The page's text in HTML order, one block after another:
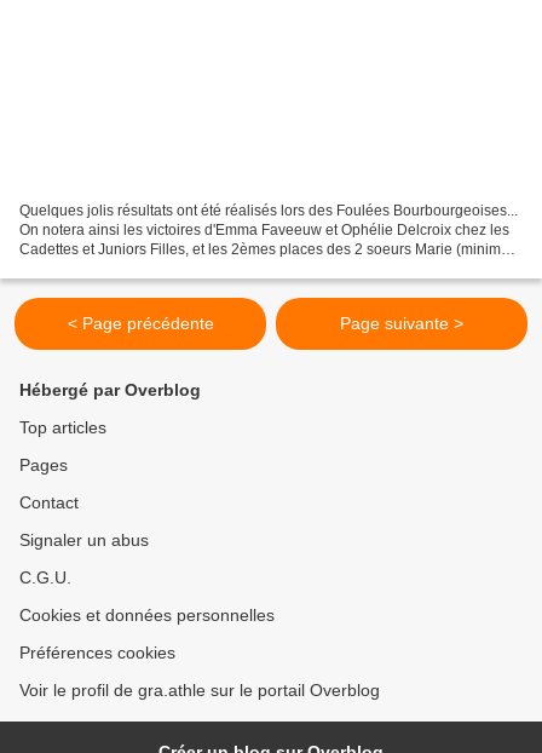
Quelques jolis résultats ont été réalisés lors des Foulées Bourbourgeoises...
On notera ainsi les victoires d'Emma Faveeuw et Ophélie Delcroix chez les
Cadettes et Juniors Filles, et les 2èmes places des 2 soeurs Marie (minime)
< Page précédente Page suivante >
Hébergé par Overblog
Top articles
Pages
Contact
Signaler un abus
C.G.U.
Cookies et données personnelles
Préférences cookies
Voir le profil de gra.athle sur le portail Overblog